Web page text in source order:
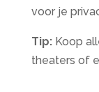
voor je
Tip:Koop
theaters of